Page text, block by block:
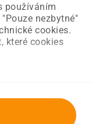
používáním
nezbytné"
cookies.
které cookies
strana